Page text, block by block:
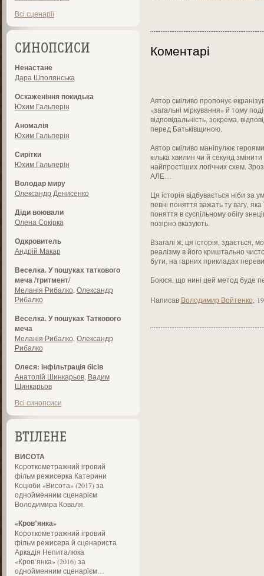
Всі сценарії
СИНОПСИСИ
Ненастане
Дара Шполянська
Оскаженіння покидька
Юхим Гальперін
Аномалія
Юхим Гальперін
Сирітки
Юхим Гальперін
Володар миру
Олександр Денисенко
Діди воювали
Олена Сокірка
Одкровитель
Андрій Макар
Веселка. У пошуках таткового
меча /тритмент/
Меланія Рибалко Олександр
Рибалко
Веселка. У пошуках Таткового
меча
Меланія Рибалко Олександр
Рибалко
Олеся: інфільтрація бісів
Анатолій Шинкарьов, Вадим
Шинкарьов
Всі синопсиси
ВТІЛЕНЕ
ВИСОТА
Короткометражний ігровий
фільм режисерка Катерини
Коцюби «Висота» (2017) за
однойменним сценарієм
Володимира Коваля.
«Кров’янка»
Короткометражний ігровий
фільм режисера й сценариста
Аркадія Непиталюка
«Кров’янка» (2016) за
однойменним сценарієм…
Коментарі
Автор сміливо пропонує
«загальні міркування» й тому
відповідальність, зокрема,
перед Батьківщиною.
Автор сміливо маніпулює
кілька хвилин чи й секунд
найпростіших логічних схем.
АЛЕ…
Ця історія відбувається ніби за
певні поняття важать ту вагу,
поняття в суспільному обігу
позірно вказують.
Взагалі ж, ця історія, здається,
реалізму в його криштально
бути, на гарних прикладах
Боюся, що нині цей метод буде
Написав Володимир Войтенко